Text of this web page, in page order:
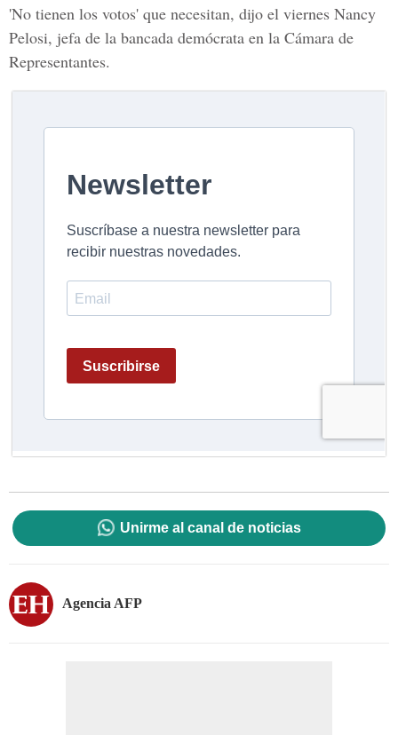
'No tienen los votos' que necesitan, dijo el viernes Nancy
Pelosi, jefa de la bancada demócrata en la Cámara de
Representantes.
Unirme al canal de noticias
Agencia AFP